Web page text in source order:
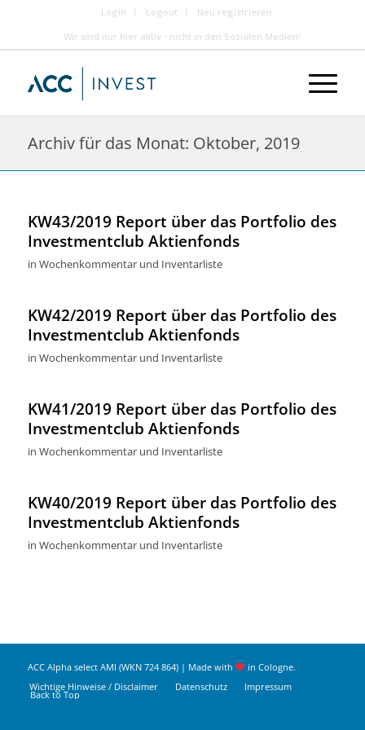
Login Logout
Neu registrieren
Wir sind nur hier aktiv - nicht in den Sozialen Medien!
Archiv für das Monat: Oktober, 2019
KW43/2019 Report über das Portfolio des
Investmentclub Aktienfonds
in Wochenkommentar und Inventarliste
KW42/2019 Report über das Portfolio des
Investmentclub Aktienfonds
in Wochenkommentar und Inventarliste
KW41/2019 Report über das Portfolio des
Investmentclub Aktienfonds
in Wochenkommentar und Inventarliste
KW40/2019 Report über das Portfolio des
Investmentclub Aktienfonds
in Wochenkommentar und Inventarliste
ACC Alpha select AMI (WKN 724 864) | Made with
in Cologne.
Wichtige Hinweise / Disclaimer
Datenschutz Impressum
Back to Top